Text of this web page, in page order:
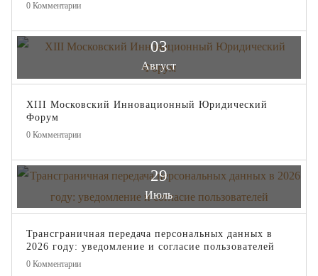
0 Комментарии
03
Август
XIII Московский Инновационный Юридический
Форум
0 Комментарии
29
Июль
Трансграничная передача персональных данных в
2026 году: уведомление и согласие пользователей
0 Комментарии